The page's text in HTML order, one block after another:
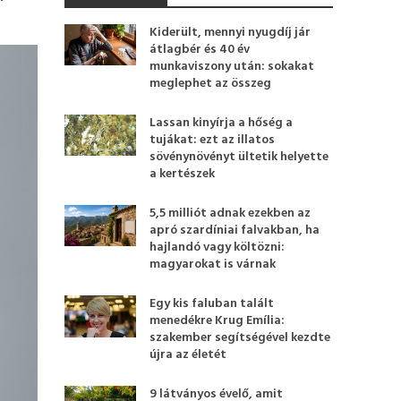
Kiderült, mennyi nyugdíj jár
átlagbér és 40 év
munkaviszony után: sokakat
meglephet az összeg
Lassan kinyírja a hőség a
tujákat: ezt az illatos
sövénynövényt ültetik helyette
a kertészek
5,5 milliót adnak ezekben az
apró szardíniai falvakban, ha
hajlandó vagy költözni:
magyarokat is várnak
Egy kis faluban talált
menedékre Krug Emília:
szakember segítségével kezdte
újra az életét
9 látványos évelő, amit